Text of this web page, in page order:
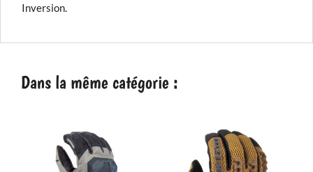
Inversion.
Dans la même catégorie :